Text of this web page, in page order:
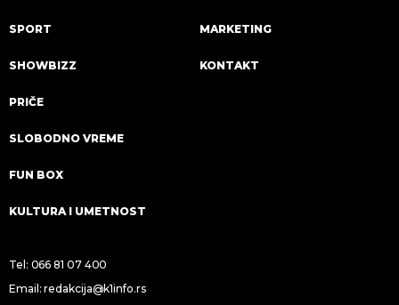
SPORT
SHOWBIZZ
PRIČE
SLOBODNO VREME
FUN BOX
KULTURA I UMETNOST
MARKETING
KONTAKT
Tel: 066 81 07 400
Email:redakcija@k1info.rs